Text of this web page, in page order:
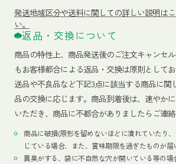
発送地域区分や送料に関しての詳しい説明は
い。
返品・交換について
商品の特性上、商品発送後のご注文キャンセ
もお客様都合による返品・交換は原則として
送品や不良品など下記3点に該当する商品に関
品の交換に応じます。商品到着後は、速やか
いただき、商品に不都合がありましたらご連絡
商品に破損(原形を留めないほどに潰れていたり
じている場合、また、賞味期限を過ぎたものが届
異臭がする、袋に不自然な穴が開いている等の場